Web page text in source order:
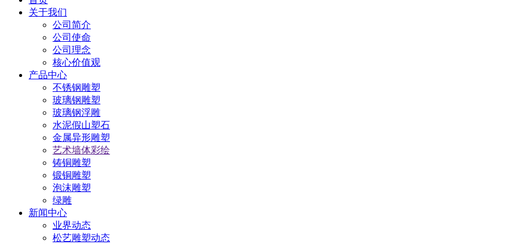
关于我们
公司简介
公司使命
公司理念
核心价值观
产品中心
不锈钢雕塑
玻璃钢雕塑
玻璃钢浮雕
水泥假山塑石
金属异形雕塑
艺术墙体彩绘
铸铜雕塑
锻铜雕塑
泡沫雕塑
绿雕
新闻中心
业界动态
松艺雕塑动态